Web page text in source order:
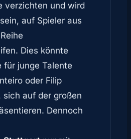
verzichten und wird
auf Spieler aus
Dies könnte
für junge Talente
oder Filip
sich auf der großen
Dennoch